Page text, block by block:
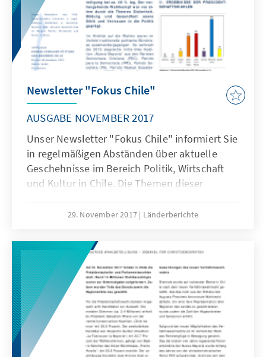
Newsletter "Fokus Chile"
AUSGABE NOVEMBER 2017
Unser Newsletter "Fokus Chile" informiert Sie
in regelmäßigen Abständen über aktuelle
Geschehnisse im Bereich Politik, Wirtschaft
und Kultur in Chile. Die Themen dieser
PRÄSIDENTSCHAFTS-, SENATS- UND
CHRISTDE-MOKRATEN (PARTIDO DEMÓCRATA
CRISTIANO) und FACHKONFERENZ
MIGRATION UND INTEGRATION – BEST
PRACTICES. Viel Spaß beim Lesen wünscht
das Team der KAS in Chile!
29. November 2017 Länderberichte